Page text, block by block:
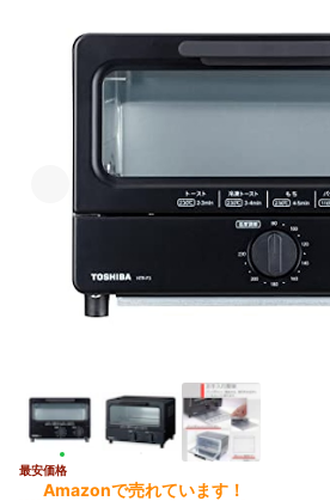
最安価格
Amazonで売れています！